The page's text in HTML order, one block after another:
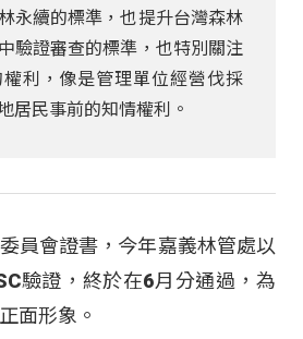
永續的標準，也提升台灣森林
驗證審查的標準，也特別關注
利，像是管理單位經營伐採
居民事前的知情權利。
員會證書，今年嘉義林管處以
驗證，終於在6月分通過，為
面形象。